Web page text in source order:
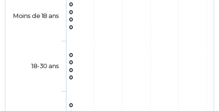
0
0
0
0
0
0
0
0
0
Moins de 18 ans
18-30 ans